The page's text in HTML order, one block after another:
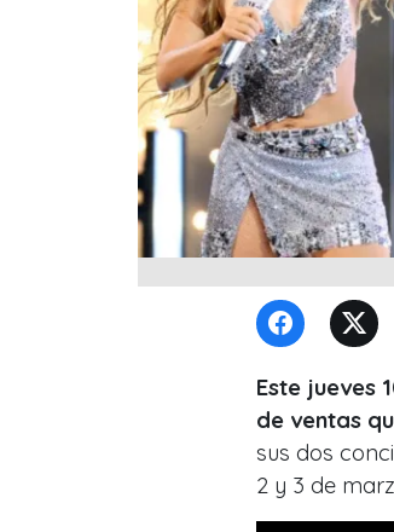
Este jueves
de ventas
sus dos
2 y 3 de